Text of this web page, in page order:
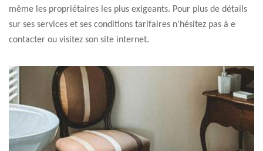
même les propriétaires les plus exigeants. Pour plus de détails
sur ses services et ses conditions tarifaires n’hésitez pas à e
contacter ou visitez son site internet.